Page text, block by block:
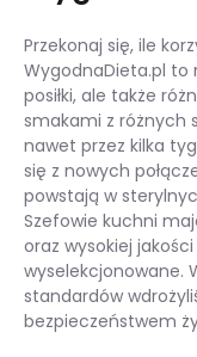
Przekonaj się, ile
WygodnaDieta.pl to
posiłki, ale także
smakami z różnych
nawet przez kilka
się z nowych
powstają w
Szefowie kuchni
oraz wysokiej jakości
wyselekcjonowane.
standardów
bezpieczeństwem